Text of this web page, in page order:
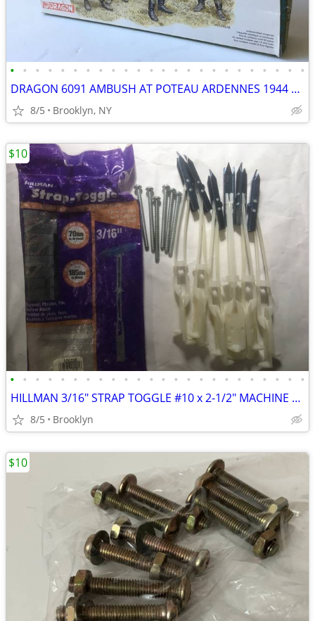
• • • • • • • • • • • • • • • • • • • • • • • •
DRAGON 6091 AMBUSH AT POTEAU ARDENNES 1944 1 35 SCALE GERMAN FIGURE SE
8/5 Brooklyn, NY
• • • • • • • • • • • • • • • • • • • • • • • •
HILLMAN 3/16" STRAP TOGGLE #10 x 2-1/2" MACHINE SCREW (6-PACK) DRYWALL
8/5 Brooklyn
$10
$10